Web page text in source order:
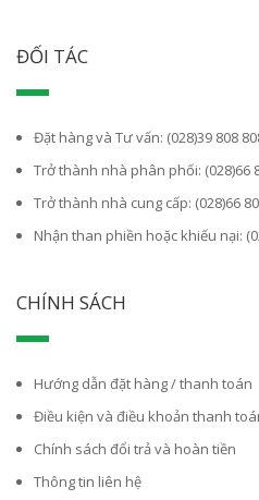
ĐỐI TÁC
Đặt hàng và Tư vấn: (028)39 808
Trở thành nhà phân phối: (028)66
Trở thành nhà cung cấp: (028)66
Nhận than phiền hoặc khiếu nại:
CHÍNH SÁCH
Hướng dẫn đặt hàng / thanh toán
Điều kiện và điều khoản thanh
Chính sách đổi trả và hoàn tiền
Thông tin liên hệ